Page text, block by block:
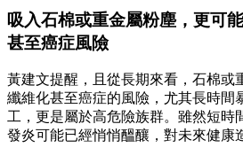
吸入石棉或重金屬粉塵，更可
甚至癌症風險
黃建文提醒，且從長期來看，石棉或
纖維化甚至癌症的風險，尤其長時間
工，更是屬於高危險族群。雖然短時
發炎可能已經悄悄醞釀，對未來健康